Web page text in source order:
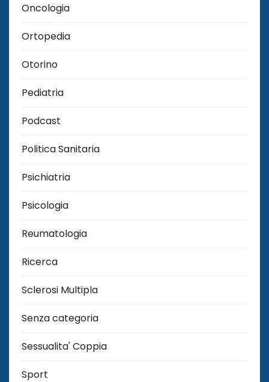
Oncologia
Ortopedia
Otorino
Pediatria
Podcast
Politica Sanitaria
Psichiatria
Psicologia
Reumatologia
Ricerca
Sclerosi Multipla
Senza categoria
Sessualita' Coppia
Sport